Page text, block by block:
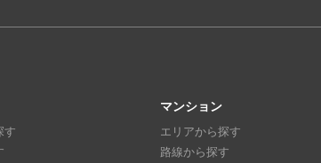
す
マンション
エリアから探す
路線から探す